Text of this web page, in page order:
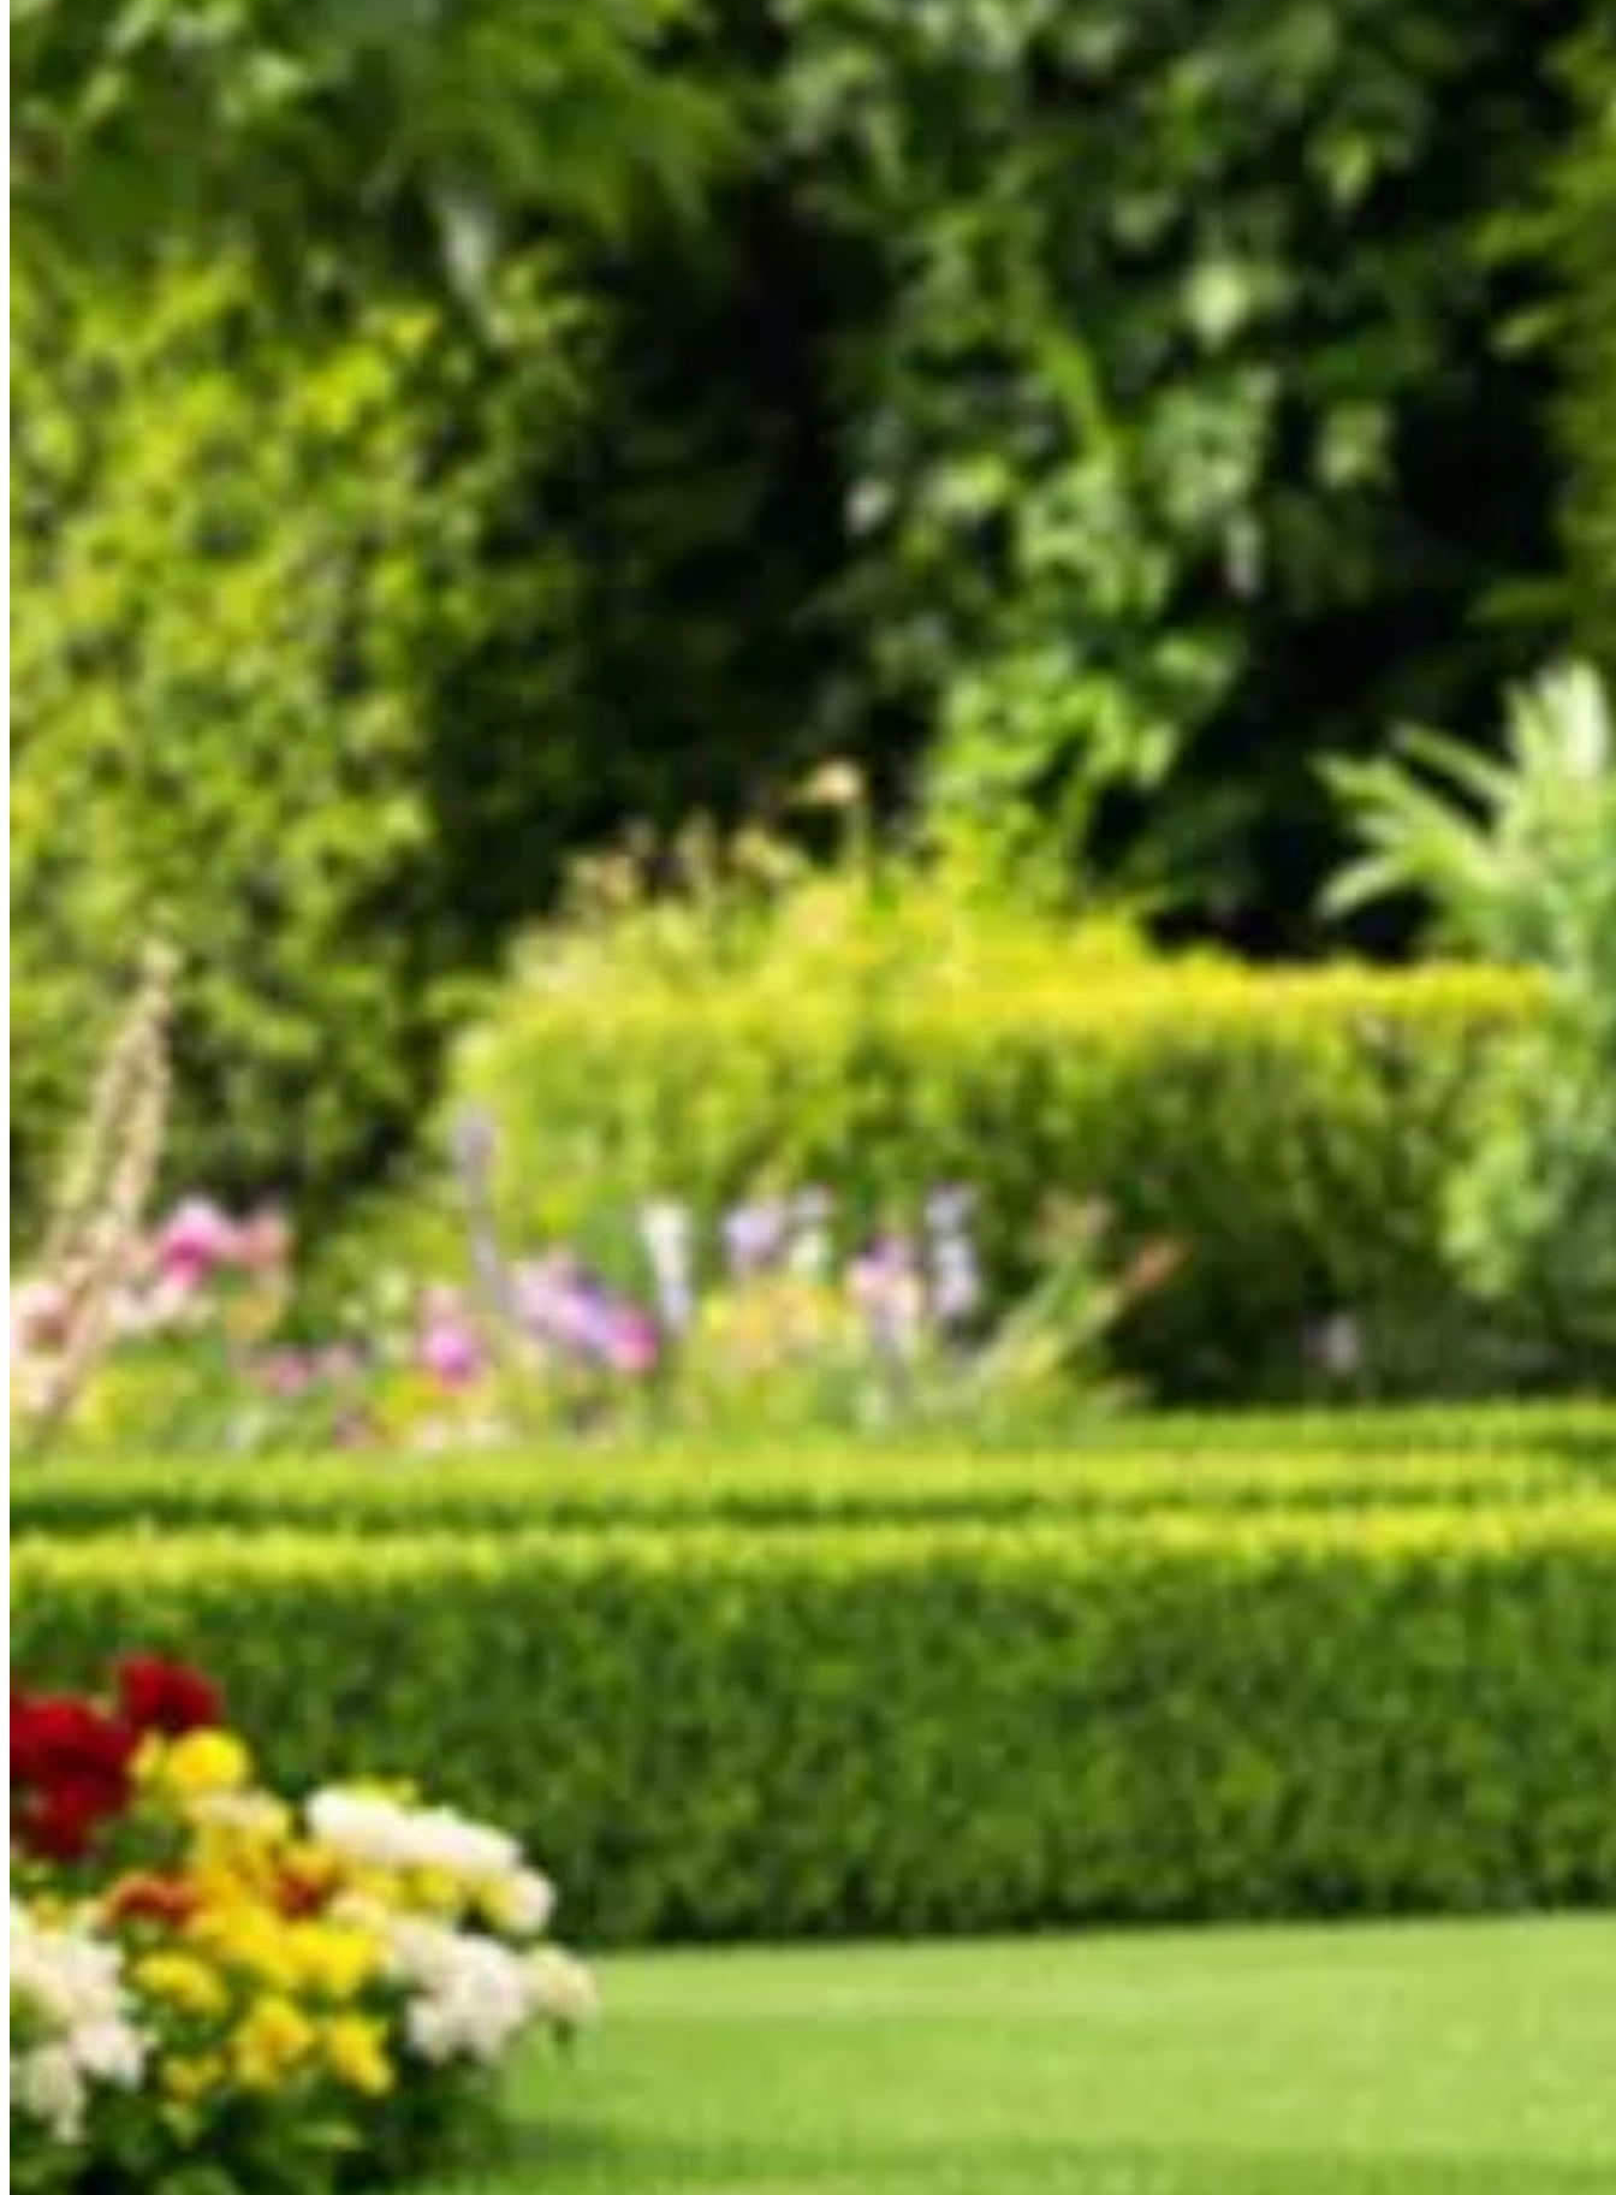
Tondeuse robot ECOVACS : test et avis sur cette révolution sans fil
1 avril 2025 à 19:30
À l'ère où la technologie s'invite dans les jardins, le robot tondeuse ECOVACS GOAT O800 RTK s’affiche comme une innovation majeure dans le domaine. Ce robot repousse les limites
des modèles classiques avec sa tonte sans fil et sa navigation de pointe. Il ne nécessite pas de fil périmétrique pour délimiter son territoire, offrant ainsi une flexibilité inégalée. Explorons
ensemble les caractéristiques qui font de cette tondeuse un choix incontournable pour un entretien de jardin optimisé.
Une tonte sans fil rendue possible grâce à la technologie RTK
La principale innovation du GOAT O800 RTK réside dans l'utilisation de la technologie Real-Time Kinematic (RTK). Contrairement à ses concurrents, ce robot tondeuse se passe de fil
périmétrique grâce à une station RTK qui lui permet de s'orienter avec une précision impressionnante de 2 cm. Ce type de navigation présente des avantages considérables, notamment
une installation simplifiée et une cartographie précise du jardin via une application mobile dédiée.
Facilité d'installation et de configuration
L’un des attraits du GOAT O800 RTK est la simplicité de son installation. Oubliez la corvée de l'installation laborieuse du fil périmétrique. Avec ce modèle, la configuration est intuitive. La
cartographie du terrain se fait aisément grâce à l'application mobile ECOVACS, qui permet de définir les zones de tonte et d'optimiser les parcours en quelques clics.
Navigation précise et couverture efficace
Le système RTK assure une navigation d'une précision sans faille. Avec une largeur de coupe de 22 cm, le robot peut entretenir jusqu'à 145 m² par charge. Pour les superficies plus vastes,
telles que 800 m², le GOAT O800 RTK ajuste son parcours afin de maximiser ses performances, réalisant ainsi plusieurs sessions si nécessaire. Sa précision réduit considérablement le
besoin de retouches manuelles par la suite.